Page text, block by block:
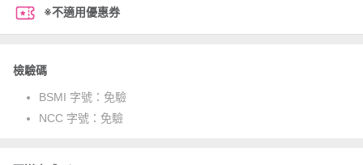
※不適用優惠券
檢驗碼
BSMI 字號： 免驗
NCC 字號： 免驗